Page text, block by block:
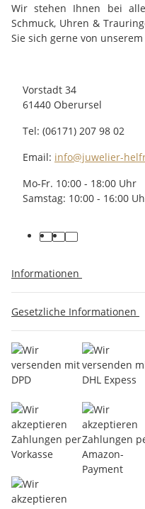
Wir stehen Ihnen bei
Schmuck, Uhren &
Sie sich gerne von
Vorstadt 34
61440 Oberursel
Tel: (06171) 207 98 02
Email: info@juwelier-
Mo-Fr. 10:00 - 18:00 Uhr
Samstag: 10:00 - 16:00
Informationen
Gesetzliche Informationen